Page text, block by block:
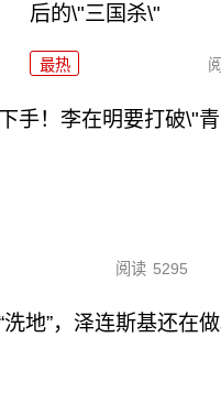
后的\"三国杀\"
最热
手！李在明要打破\"
阅读 5295
地”，泽连斯基还在做